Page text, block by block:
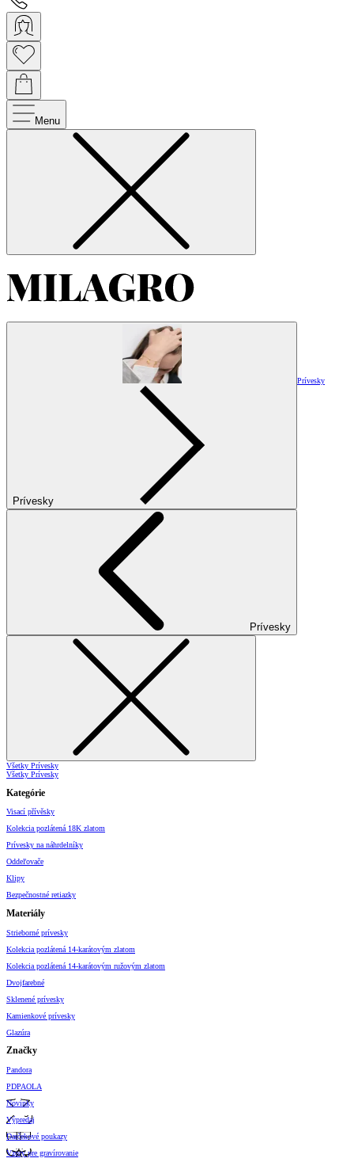
Menu
Prívesky
Prívesky
Prívesky
Všetky Prívesky
Všetky Prívesky
Kategórie
Visací přívěsky
Kolekcia pozlátená 18K zlatom
Prívesky na náhrdelníky
Oddeľovače
Klipy
Bezpečnostné retiazky
Materiály
Strieborné prívesky
Kolekcia pozlátená 14-karátovým zlatom
Kolekcia pozlátená 14-karátovým ružovým zlatom
Dvojfarebné
Sklenené prívesky
Kamienkové prívesky
Glazúra
Značky
Pandora
PDPAOLA
Novinky
Výpredaj
Darčekové poukazy
Vzory pre gravírovanie